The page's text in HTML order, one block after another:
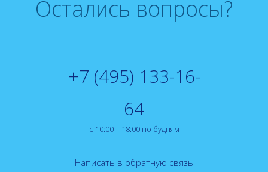
Остались вопросы?
+7 (495) 133-16-
64
с 10:00 – 18:00 по будням
Написать в обратную связь